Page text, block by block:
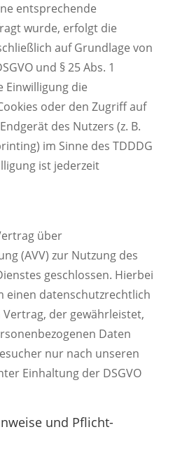
entsprechende
wurde, erfolgt die
auf Grundlage von
und § 25 Abs. 1
Einwilligung die
oder den Zugriff auf
des Nutzers (z. B.
im Sinne des TDDDG
ist jederzeit
über
(AVV) zur Nutzung des
geschlossen. Hierbei
einen datenschutzrechtlich
der gewährleistet,
Daten
nur nach unseren
Einhaltung der DSGVO
und Pflicht­